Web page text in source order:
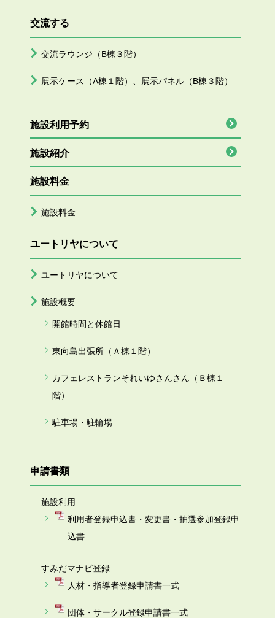
交流する
交流ラウンジ（B棟３階）
展示ケース（A棟１階）、展示パネル（B棟３階）
施設利用予約
施設紹介
施設料金
施設料金
ユートリヤについて
ユートリヤについて
施設概要
開館時間と休館日
東向島出張所（Ａ棟１階）
カフェレストランそれいゆさんさん（Ｂ棟１
階）
駐車場・駐輪場
申請書類
施設利用
利用者登録申込書・変更書・抽選参加登録申
込書
すみだマナビ登録
人材・指導者登録申請書一式
団体・サークル登録申請書一式